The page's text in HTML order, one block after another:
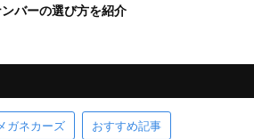
バーの選び方を紹介
ガネカーズ おすすめ記事